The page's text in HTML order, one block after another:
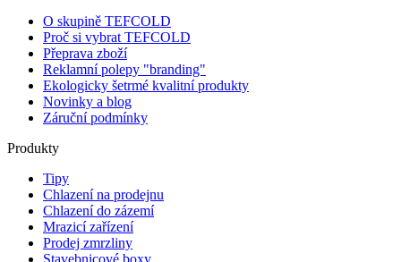
O skupině TEFCOLD
Proč si vybrat TEFCOLD
Přeprava zboží
Reklamní polepy "branding"
Ekologicky šetrmé kvalitní produkty
Novinky a blog
Záruční podmínky
Produkty
Tipy
Chlazení na prodejnu
Chlazení do zázemí
Mrazicí zařízení
Prodej zmrzliny